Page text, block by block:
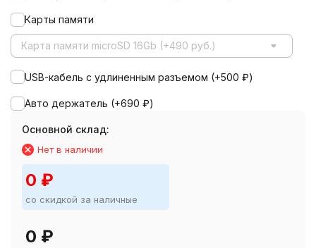
Карты памяти
Карта памяти microSD 16Gb (+490 руб.)
USB-кабель с удлиненным разъемом (+500 ₽)
Авто держатель (+690 ₽)
Основной склад:
Нет в наличии
0 ₽
со скидкой за наличные
0 ₽